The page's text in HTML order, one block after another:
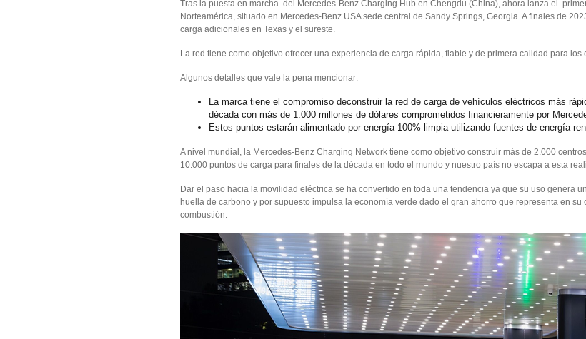
Tras la puesta en marcha del Mercedes-Benz Charging Hub en Chengdu (China), ahora lanza el
Norteamérica, situado en Mercedes-Benz USA sede central de Sandy Springs, Georgia. A finales de
carga adicionales en Texas y el sureste.
La red tiene como objetivo ofrecer una experiencia de carga rápida, fiable y de primera calidad para los
Algunos detalles que vale la pena mencionar:
La marca tiene el compromiso deconstruir la red de carga de vehículos eléctricos más
década con más de 1.000 millones de dólares comprometidos financieramente por
Estos puntos estarán alimentado por energía 100% limpia utilizando fuentes de energía
A nivel mundial, la Mercedes-Benz Charging Network tiene como objetivo construir más de 2.000
10.000 puntos de carga para finales de la década en todo el mundo y nuestro país no escapa a esta
Dar el paso hacia la movilidad eléctrica se ha convertido en toda una tendencia ya que su uso genera
huella de carbono y por supuesto impulsa la economía verde dado el gran ahorro que representa en su
combustión.